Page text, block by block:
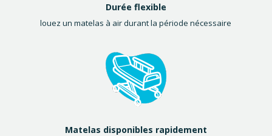
Durée flexible
louez un matelas à air durant la période nécessaire
Matelas disponibles rapidement